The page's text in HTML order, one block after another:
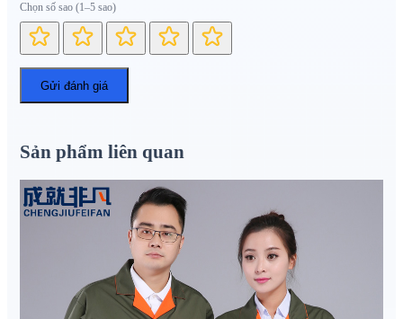
Chọn số sao (1–5 sao)
Sản phẩm liên quan